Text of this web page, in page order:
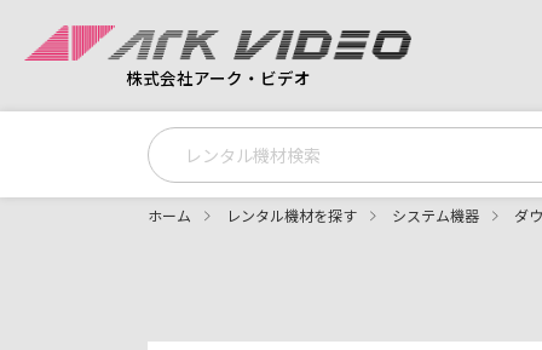
株式会社アーク・ビデオ
ホーム レンタル機材を探す システム機器 ダ